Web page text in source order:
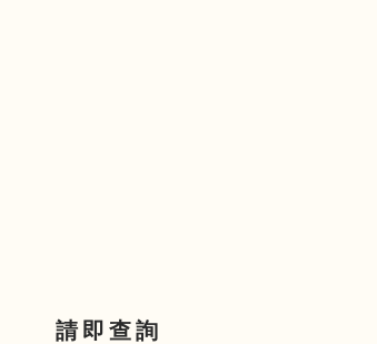
請即查詢